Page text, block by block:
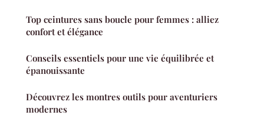
Top ceintures sans boucle pour femmes : alliez
confort et élégance
Conseils essentiels pour une vie équilibrée et
épanouissante
Découvrez les montres outils pour aventuriers
modernes